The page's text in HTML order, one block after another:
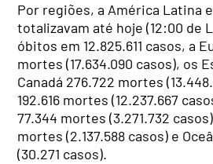
Por regiões, a América Latina
totalizavam até hoje (12:00 de
óbitos em 12.825.611 casos, a
mortes (17.634.090 casos), os
Canadá 276.722 mortes
192.616 mortes (12.237.667
77.344 mortes (3.271.732
mortes (2.137.588 casos) e
(30.271 casos).